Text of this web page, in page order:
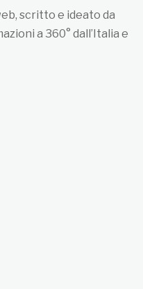
scritto e ideato da
a 360° dall’Italia e